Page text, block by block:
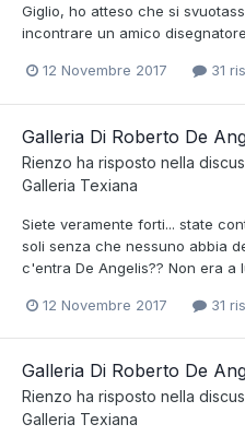
Giglio, ho atteso che si
incontrare un amico
12 Novembre 2017 31
Galleria Di Roberto De
Rienzo ha risposto nella
Galleria Texiana
Siete veramente forti... state
soli senza che nessuno abbia
c'entra De Angelis?? Non era a
12 Novembre 2017 31
Galleria Di Roberto De
Rienzo ha risposto nella
Galleria Texiana